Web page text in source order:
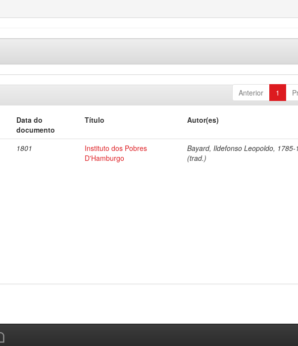
Anterior 1
Data do
documento
Título Autor(es)
1801
Instituto dos Pobres
D'Hamburgo
Bayard, Ildefonso Leopoldo, 1785-
(trad.)